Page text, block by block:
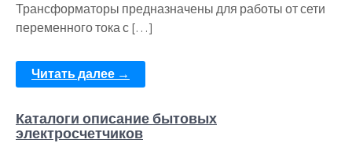
Трансформаторы предназначены для работы от сети
переменного тока с […]
Читать далее →
Каталоги описание бытовых
электросчетчиков